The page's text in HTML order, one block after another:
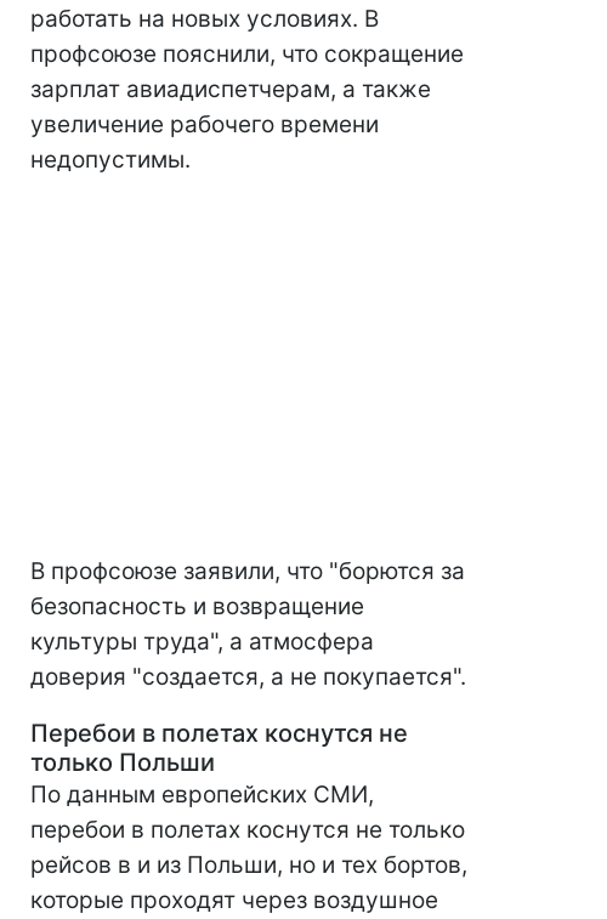
работать на новых условиях. В
профсоюзе пояснили, что сокращение
зарплат авиадиспетчерам, а также
увеличение рабочего времени
недопустимы.
В профсоюзе заявили, что "борются за
безопасность и возвращение
культуры труда", а атмосфера
доверия "создается, а не покупается".
Перебои в полетах коснутся не
только Польши
По данным европейских СМИ,
перебои в полетах коснутся не только
рейсов в и из Польши, но и тех бортов,
которые проходят через воздушное